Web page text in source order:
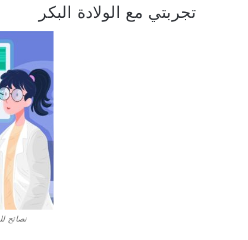
تجربتي مع الولادة البكر
نصائح